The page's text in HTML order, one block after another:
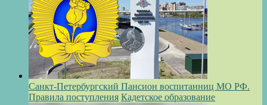
Санкт-Петербургский Пансион воспитанниц МО РФ.
Правила поступления Кадетское образование